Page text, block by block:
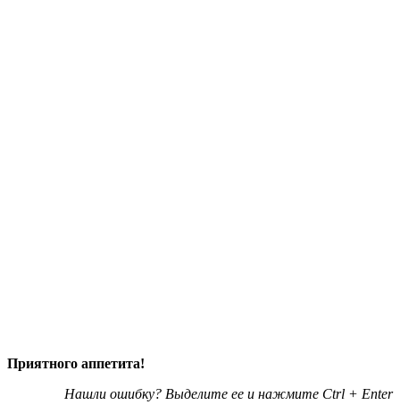
Приятного аппетита!
Нашли ошибку? Выделите ее и нажмите Ctrl + Enter